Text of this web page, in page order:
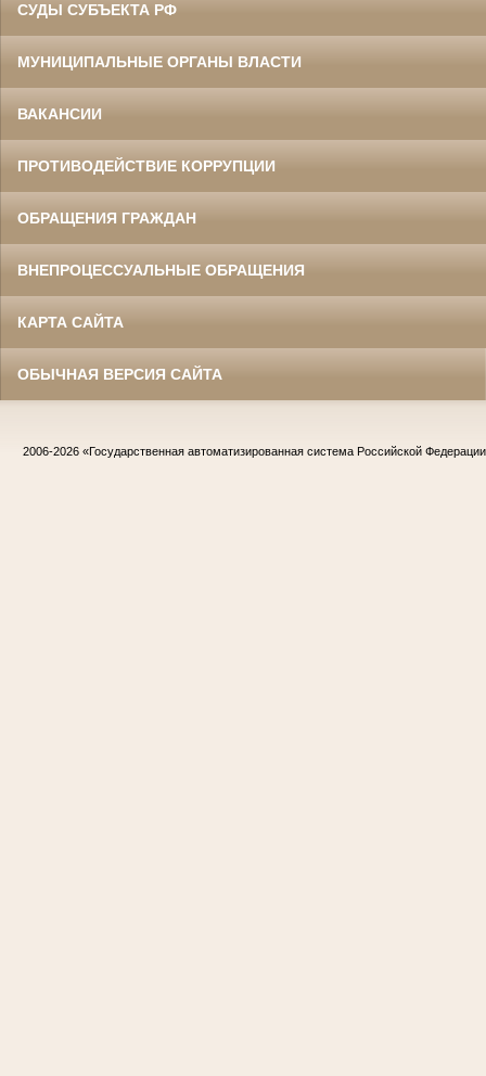
СУДЫ СУБЪЕКТА РФ
МУНИЦИПАЛЬНЫЕ ОРГАНЫ ВЛАСТИ
ВАКАНСИИ
ПРОТИВОДЕЙСТВИЕ КОРРУПЦИИ
ОБРАЩЕНИЯ ГРАЖДАН
ВНЕПРОЦЕССУАЛЬНЫЕ ОБРАЩЕНИЯ
КАРТА САЙТА
ОБЫЧНАЯ ВЕРСИЯ САЙТА
2006-2026 «Государственная автоматизированная система Российской